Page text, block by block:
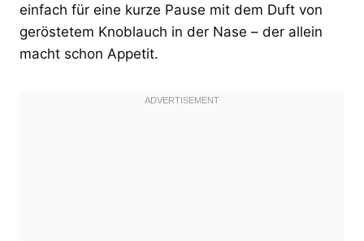
einfach für eine kurze Pause mit dem Duft von
geröstetem Knoblauch in der Nase – der allein
macht schon Appetit.